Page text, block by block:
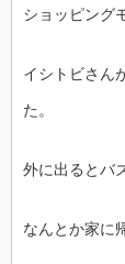
ショッピング
イシトビさん
た。
外に出るとバ
なんとか家に